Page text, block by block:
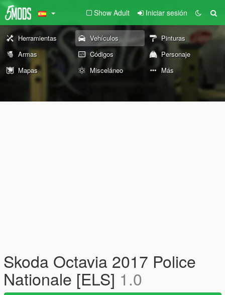
Show Adult Iniciar sesión
Herramientas Vehículos
Pinturas
Armas
Códigos
Personaje
Mapas
Misceláneo Más
Skoda Octavia 2017 Police
Nationale [ELS] 1.0